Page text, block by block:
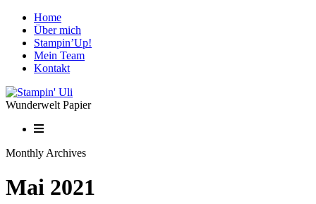
Home
Über mich
Stampin’Up!
Mein Team
Kontakt
Wunderwelt Papier
Monthly Archives
Mai 2021